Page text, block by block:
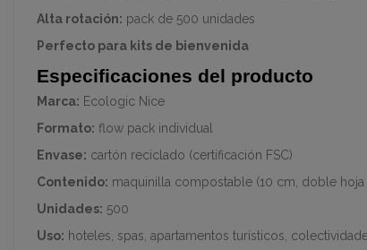
Alta rotación: pack de 500 unidades
Perfecto para kits de bienvenida
Especificaciones del producto
Marca: Ecologic Nice
Formato: flow pack individual
Envase: cartón reciclado (certificación FSC)
Contenido: maquinilla compostable (10 cm, doble hoja
Unidades: 500
Uso: hoteles, spas, apartamentos turísticos,